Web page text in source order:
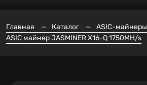
Главная — Каталог — ASIC-майнеры
ASIC майнер JASMINER X16-Q 1750MH/s